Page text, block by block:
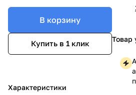
В корзину
Купить в 1 клик
Характеристики
Товар